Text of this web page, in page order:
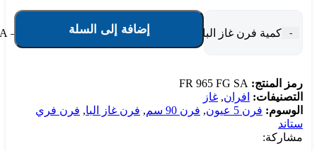
- كمية فرن غاز البا أحمر عودي فري ستاند 5 عيون - 90 سم – FR 965 FG SA
إضافة إلى السلة
رمز المنتج: FR 965 FG SA
التصنيفات: افران, غاز
الوسوم: فرن 5 عيون , فرن 90 سم , فرن غاز البا, فرن فري
ستاند
مشاركة: